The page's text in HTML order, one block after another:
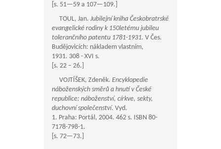
[s. 51—59 a 107—109.]
TOUL, Jan. Jubilejní kniha Českobratrské
evangelické rodiny k 150letému jubileu
tolerančního patentu 1781-1931. V Čes.
Budějovicích: nákladem vlastním,
1931. 308 - XVI s.
[s. 22 – 26.]
VOJTÍŠEK, Zdeněk. Encyklopedie
náboženských směrů a hnutí v České
republice: náboženství, církve, sekty,
duchovní společenství. Vyd.
1. Praha: Portál, 2004. 462 s. ISBN 80-
7178-798-1.
[s. 72—73.]